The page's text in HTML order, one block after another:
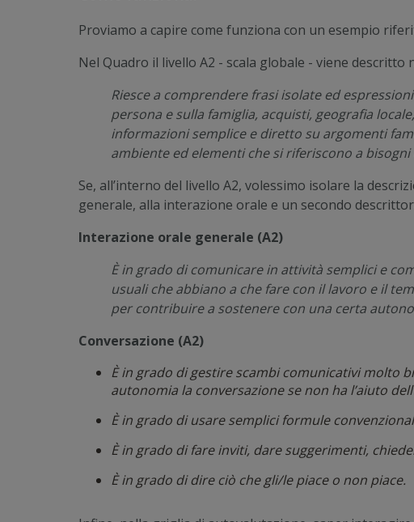
Proviamo a capire come funziona con un esempio
Nel Quadro il livello A2 - scala globale - viene descritto
Riesce a comprendere frasi isolate ed
persona e sulla famiglia, acquisti, geografia
informazioni semplice e diretto su argomenti
ambiente ed elementi che si riferiscono a
Se, all’interno del livello A2, volessimo isolare la
generale, alla interazione orale e un secondo
Interazione orale generale (A2)
È in grado di comunicare in attività semplici e
usuali che abbiano a che fare con il lavoro e il
per contribuire a sostenere con una certa
Conversazione (A2)
È in grado di gestire scambi comunicativi molto
autonomia la conversazione se non ha l’aiuto
È in grado di usare semplici formule
È in grado di fare inviti, dare suggerimenti,
È in grado di dire ciò che gli/le piace o non piace.